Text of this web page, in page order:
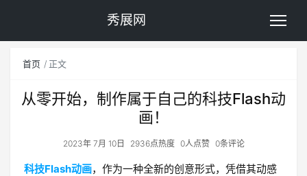
秀展网
首页 正文
从零开始，制作属于自己的科技Flash动
画！
2023年 7月 10日 2936点热度 0人点赞 0条评论
科技Flash动画，作为一种全新的创意形式，凭借其动感